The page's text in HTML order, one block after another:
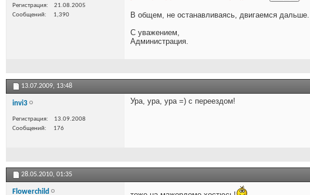
Регистрация
21.08.2005
Сообщений
1,390
В общем, не останавливаясь, двигаемся
С уважением,
Администрация.
13.07.2009, 13:48
invi3
Регистрация
13.09.2008
Сообщений
176
Ура, ура, ура =) с переездом!
28.05.2010, 01:35
Flowerchild